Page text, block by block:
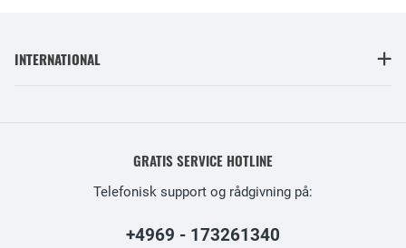
INTERNATIONAL
GRATIS SERVICE HOTLINE
Telefonisk support og rådgivning på:
+4969 - 173261340